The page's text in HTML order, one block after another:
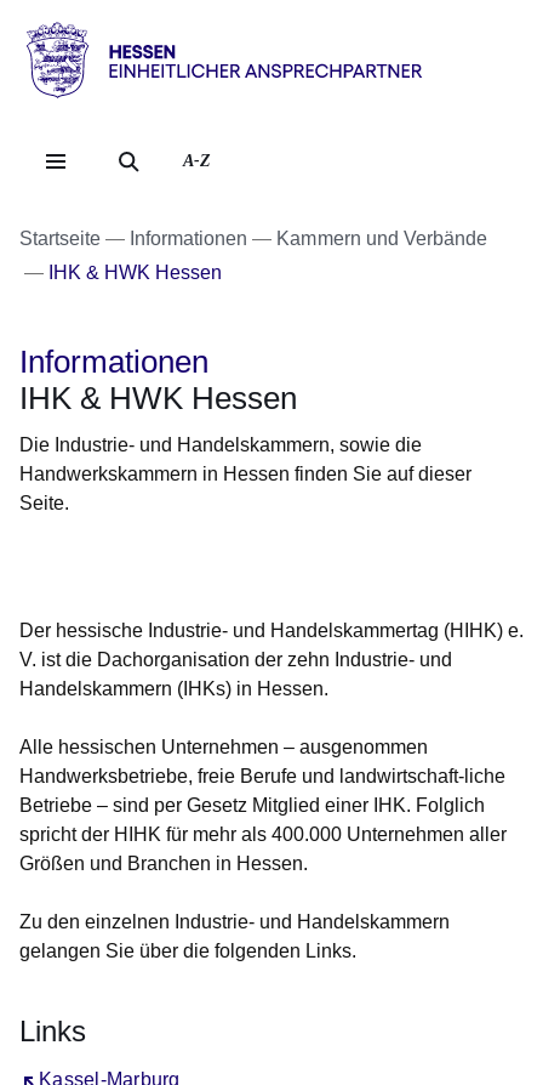
Direkt zum Kopf der
Direkt zum Inhalt
Direkt zum Fuß der
Hessen
Einheitlicher
Ansprechpartner
A-Z
Startseite Informationen
Kammern und Verbände
IHK & HWK Hessen
Informationen
IHK & HWK Hessen
Die Industrie- und Handelskammern, sowie die
Handwerkskammern in Hessen finden Sie auf dieser
Seite.
Der hessische Industrie- und Handelskammertag (HIHK) e.
V. ist die Dachorganisation der zehn Industrie- und
Handelskammern (IHKs) in Hessen.
Alle hessischen ‎Unternehmen – ausgenommen
Handwerksbetriebe, freie Berufe und landwirtschaft-liche
Betriebe – sind per Gesetz Mitglied einer IHK. ‎Folglich
spricht der HIHK für mehr als 400.000 Unternehmen aller
Größen und Branchen in Hessen.
Zu den einzelnen Industrie- und Handelskammern
gelangen Sie über die folgenden Links.
Links
Kassel-Marburg
Öffnet sich in einem neuen Fenster